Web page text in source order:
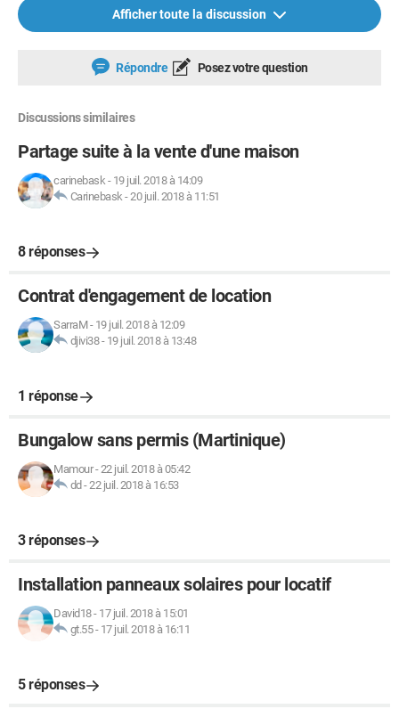
Afficher toute la discussion
Répondre Posez votre question
Discussions similaires
Partage suite à la vente d'une maison
carinebask- 19 juil. 2018 à 14:09
Carinebask-20 juil. 2018 à 11:51
8 réponses
Contrat d'engagement de location
SarraM- 19 juil. 2018 à 12:09
djivi38- 19 juil. 2018 à 13:48
1 réponse
Bungalow sans permis (Martinique)
Mamour-22 juil. 2018 à 05:42
dd -22 juil. 2018 à 16:53
3 réponses
Installation panneaux solaires pour locatif
David18- 17 juil. 2018 à 15:01
gt.55- 17 juil. 2018 à 16:11
5 réponses